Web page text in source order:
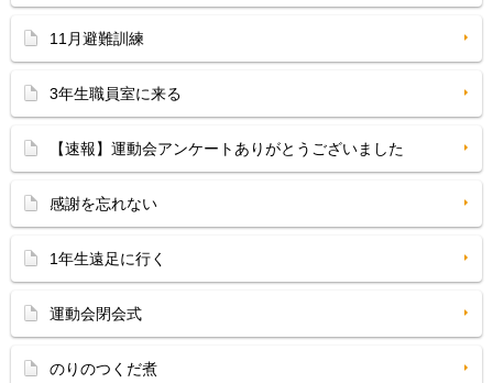
11月避難訓練
3年生職員室に来る
【速報】運動会アンケートありがとうございました
感謝を忘れない
1年生遠足に行く
運動会閉会式
のりのつくだ煮